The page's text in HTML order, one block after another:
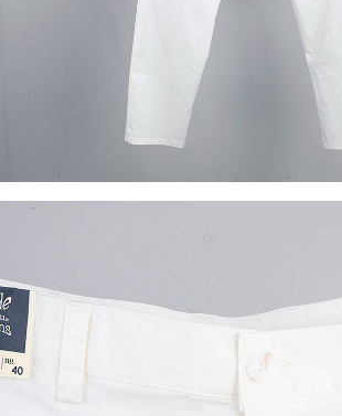
이코 라이프 하